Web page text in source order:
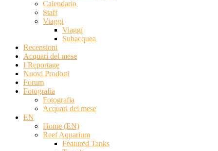
Calendario
Staff
Viaggi
Viaggi
Subacquea
Recensioni
Acquari del mese
I Reportage
Nuovi Prodotti
Forum
Fotografia
Fotografia
Acquari del mese
EN
Home (EN)
Reef Aquarium
Featured Tanks